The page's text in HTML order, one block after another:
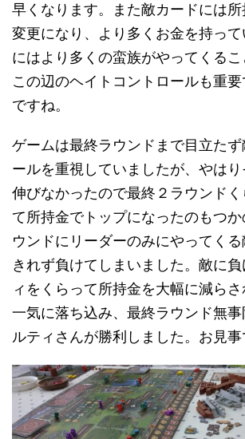
早くなります。また敵カードには
変更になり、より多くお金を持っ
にはより多くの蛮族がやってくるこ
この辺のヘイトコントロールも重
ですね。
ゲームは最終ラウンドまで目立た
ールを重視していましたが、やは
伸びなかったので最終２ラウンド
て所持金でトップになったのもつ
ウンドにリーダーのみにやってくる
きれず負けてしまいました。敵に
ィをくらって所持金を大幅に減ら
一気に落ち込み、最終ラウンド無
ルティさんが勝利しました。お見事